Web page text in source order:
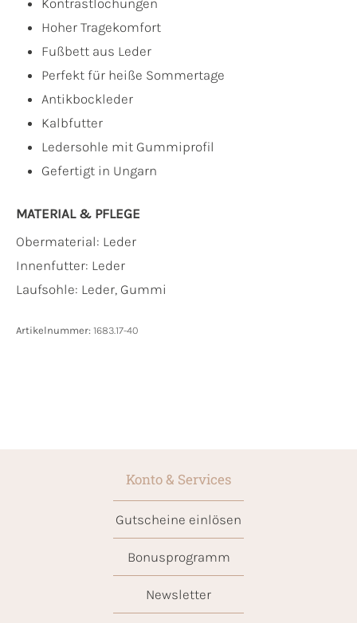
Kontrastlochungen
Hoher Tragekomfort
Fußbett aus Leder
Perfekt für heiße Sommertage
Antikbockleder
Kalbfutter
Ledersohle mit Gummiprofil
Gefertigt in Ungarn
MATERIAL & PFLEGE
Obermaterial: Leder
Innenfutter: Leder
Laufsohle: Leder, Gummi
Artikelnummer: 1683.17-40
Konto & Services
Gutscheine einlösen
Bonusprogramm
Newsletter